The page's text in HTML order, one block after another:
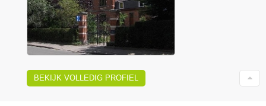
BEKIJK VOLLEDIG PROFIEL